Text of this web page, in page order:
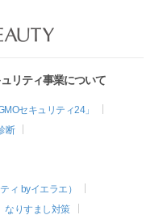
リティ事業について
セキュリティ24」
断
ィ byイエラエ）
なりすまし対策